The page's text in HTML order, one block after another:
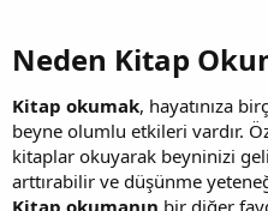
Neden Kitap
Kitap okumak, hayatınıza
beyne olumlu etkileri vardır.
kitaplar okuyarak beyninizi
arttırabilir ve düşünme
Kitap okumanın bir diğer